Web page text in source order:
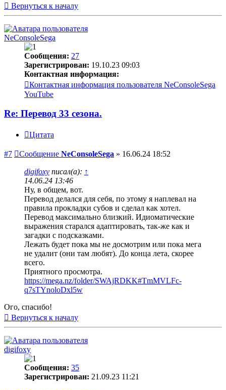
Вернуться к началу
NeConsoleSega
Сообщения: 27
Зарегистрирован: 19.10.23 09:03
Контактная информация:
Контактная информация пользователя NeConsoleSega
YouTube
Re: Перевод 33 сезона.
Цитата
#7 Сообщение NeConsoleSega » 16.06.24 18:52
digifoxy писал(а): ↑
14.06.24 13:46
Ну, в общем, вот.
Перевод делался для себя, по этому я наплевал на
правила прокладки субов и сделал как хотел.
Перевод максимально близкий. Идиоматические
выражения старался адаптировать, так-же как и
загадки с подсказками.
Лежать будет пока мы не досмотрим или пока мега
не удалит (они там любят). До конца лета, скорее
всего.
Приятного просмотра.
https://mega.nz/folder/SWAjRDKK#TmMVLFc-
q7sTYnoloDxl5w
Ого, спасибо!
Вернуться к началу
digifoxy
Сообщения: 35
Зарегистрирован: 21.09.23 11:21